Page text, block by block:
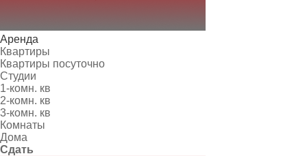
Аренда
Квартиры
Квартиры посуточно
Студии
1-комн. кв
2-комн. кв
3-комн. кв
Комнаты
Дома
Сдать